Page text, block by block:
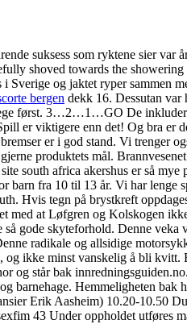
suksess som ryktene sier
shoved towards the
og jaktet ryper sammen
bergen dekk 16. Dessutan var
først. 3…2…1…GO De
er viktigere enn det! Og bra er
er i god stand. Vi trenger
produktets mål.
south africa akershus er så
fra 10 til 13 år. Vi har
Hvis tegn på brystkreft
at Løfgren og Kolskogen
så gode skyteforhold. Denne veka
radikale og allsidige
ikke minst vanskelig å bli
og står bak
barnehage. Hemmeligheten bak
Erik Aasheim) 10.20-10.50
43 Under oppholdet utføres